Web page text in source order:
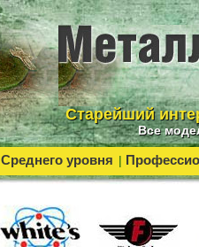
Cтарейший
Все
Среднего уровня |